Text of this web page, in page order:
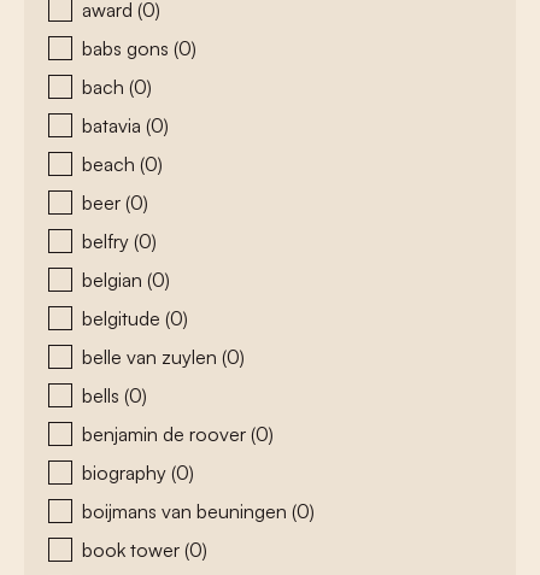
award (0)
babs gons (0)
bach (0)
batavia (0)
beach (0)
beer (0)
belfry (0)
belgian (0)
belgitude (0)
belle van zuylen (0)
bells (0)
benjamin de roover (0)
biography (0)
boijmans van beuningen (0)
book tower (0)